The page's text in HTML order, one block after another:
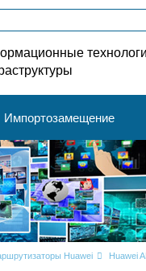
Импортозамещение
Huawei Huawei